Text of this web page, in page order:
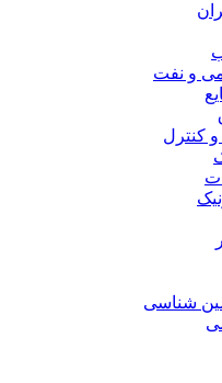
و نفت
کنترل
شناسی